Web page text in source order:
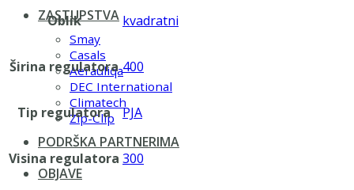
ZASTUPSTVA
Smay
Casals
Aerauliqa
DEC International
Climatech
Zip-Clip
PODRŠKA PARTNERIMA
OBJAVE
Oblik kvadratni
Širina regulatora 400
Tip regulatora PJA
Visina regulatora 300